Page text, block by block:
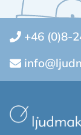
+46 (0)8-